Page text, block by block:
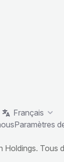
Français
Paramètres
Holdings. Tous